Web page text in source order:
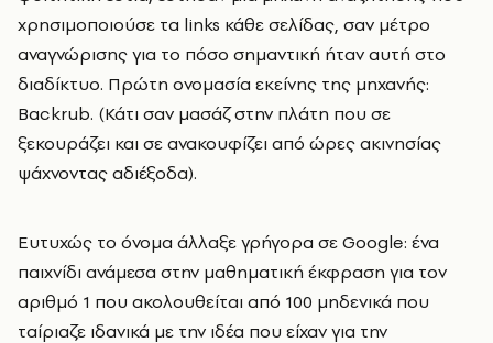
χρησιμοποιούσε τα links κάθε σελίδας, σαν μέτρο
αναγνώρισης για το πόσο σημαντική ήταν αυτή στο
διαδίκτυο. Πρώτη ονομασία εκείνης της μηχανής:
Backrub. (Κάτι σαν μασάζ στην πλάτη που σε
ξεκουράζει και σε ανακουφίζει από ώρες ακινησίας
ψάχνοντας αδιέξοδα).
Ευτυχώς το όνομα άλλαξε γρήγορα σε Google: ένα
παιχνίδι ανάμεσα στην μαθηματική έκφραση για τον
αριθμό 1 που ακολουθείται από 100 μηδενικά που
ταίριαζε ιδανικά με την ιδέα που είχαν για την